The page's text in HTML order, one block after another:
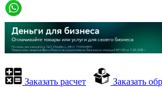
Заказать расчет Заказать